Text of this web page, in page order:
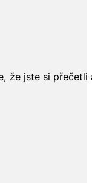
že jste si přečetli